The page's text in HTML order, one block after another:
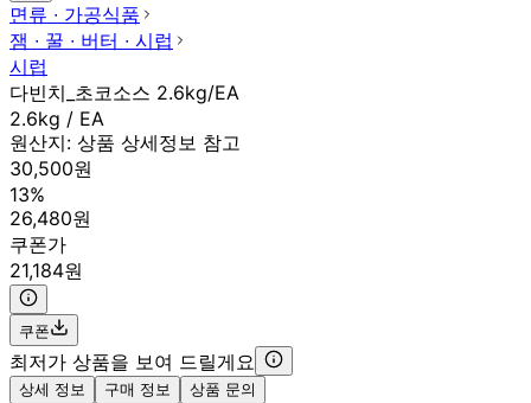
면류 ∙ 가공식품
잼 ∙ 꿀 ∙ 버터 ∙ 시럽
시럽
다빈치_초코소스 2.6kg/EA
2.6kg / EA
원산지: 상품 상세정보 참고
30,500원
13%
26,480원
쿠폰가
21,184원
쿠폰
최저가 상품을 보여 드릴게요
상세 정보 구매 정보 상품 문의